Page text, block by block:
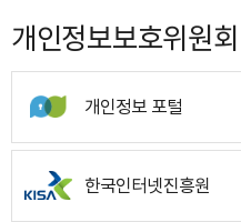
개인정보보호위원
개인정보 포털
한국인터넷진흥원